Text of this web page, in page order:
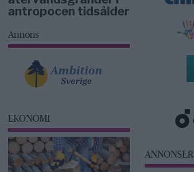
antropocen tidsålder
Annons
EKONOMI
ANNONSER